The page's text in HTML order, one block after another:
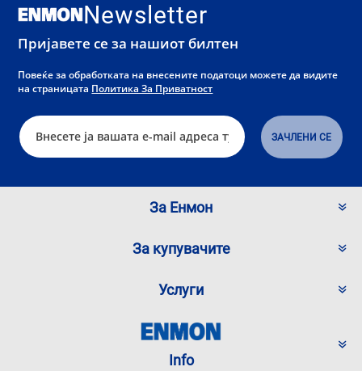
Newsletter
Пријавете се за нашиот билтен
Повеќе за обработката на внесените податоци можете да видите
на страницата Политика За Приватност
За Енмон
За купувачите
Услуги
Info